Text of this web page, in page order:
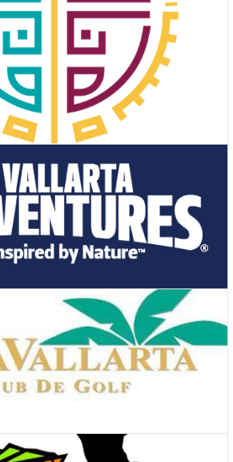
Actividades y tours
Ver Cupones
Actividades y tours
Ver Cupones
Actividades y tours
Ver Cupones